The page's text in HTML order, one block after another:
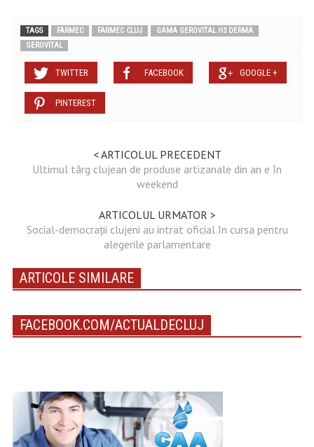
TAGS FARMEC FARMEC CLUJ
GAMA GEROVITAL H3 DERMA
GEROVITAL
TWITTER FACEBOOK GOOGLE +
PINTEREST
< ARTICOLUL PRECEDENT
Ultimul târg clujean de produse artizanale din an e în
weekend
ARTICOLUL URMATOR >
Social-democrații clujeni au intrat oficial în cursa pentru
alegerile parlamentare
ARTICOLE SIMILARE
FACEBOOK.COM/ACTUALDECLUJ